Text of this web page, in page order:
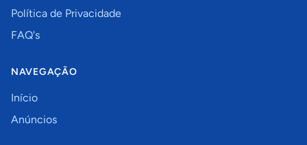
Política de Privacidade
FAQ's
NAVEGAÇÃO
Início
Anúncios